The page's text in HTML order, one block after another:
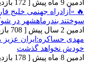
[ 172 بازدید ]
جهنمی خلیج فارس!دو
در شوک حادثه
[ 708 بازدید ]
عزیز ما از هر
گذشت
[ 178 بازدید ]